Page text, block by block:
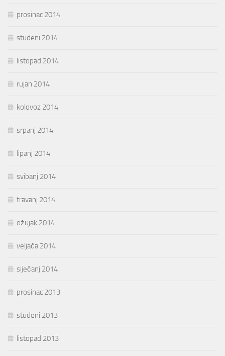
prosinac 2014
studeni 2014
listopad 2014
rujan 2014
kolovoz 2014
srpanj 2014
lipanj 2014
svibanj 2014
travanj 2014
ožujak 2014
veljača 2014
siječanj 2014
prosinac 2013
studeni 2013
listopad 2013